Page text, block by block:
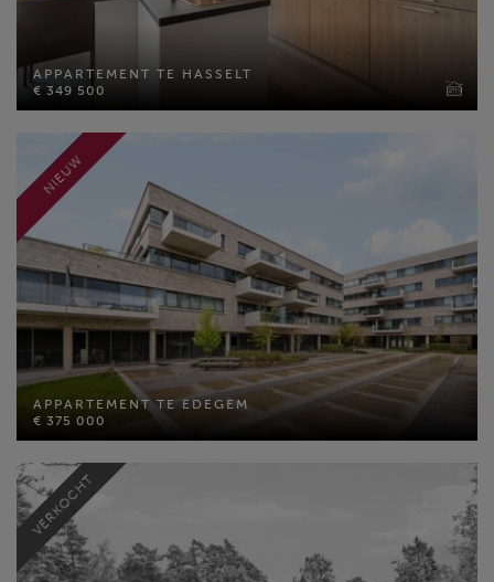
APPARTEMENT TE HASSELT
€ 349 500
APPARTEMENT TE HASSELT
Slaapkamers: 1
APPARTEMENT TE EDEGEM
€ 375 000
NIEUW
APPARTEMENT TE EDEGEM
€ 375 000
VERKOCHT